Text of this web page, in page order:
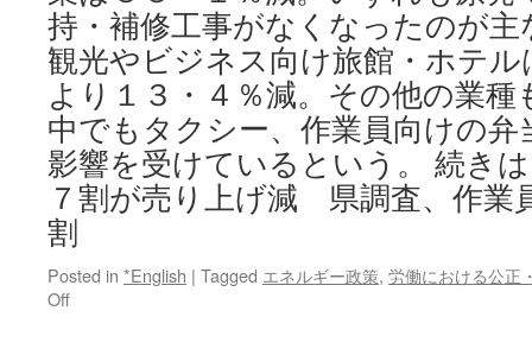
さ
ん
講
演
−
−灘
区
／
兵
毎
持・補修工事がなくなったのが
観光やビジネス向け旅館・ホテ
より１３・４％減。その他の業種
中でもタクシー、作業員向けの
影響を受けているという。 続き
７割が売り上げ減 県調査、作業
割
Posted in *English | Tagged エネルギー政策, 労働における公正
Offon